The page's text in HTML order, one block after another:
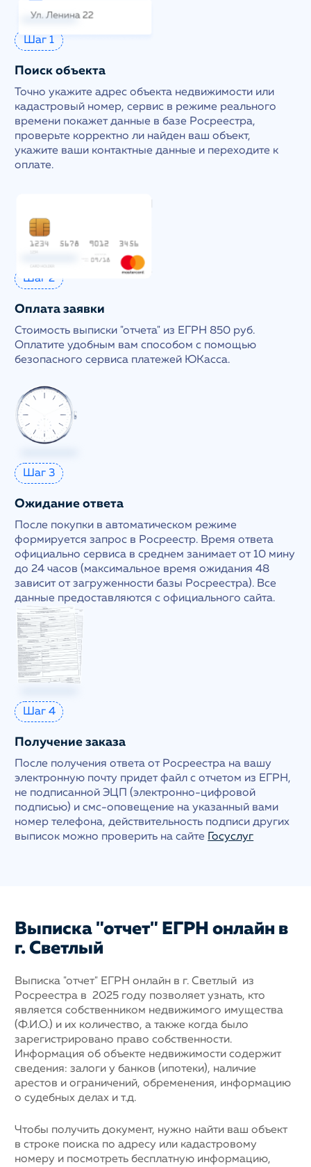
Шаг 1
Поиск объекта
Точно укажите адрес объекта недвижимости или
кадастровый номер, сервис в режиме реального
времени покажет данные в базе Росреестра,
проверьте корректно ли найден ваш объект,
укажите ваши контактные данные и переходите к
оплате.
Шаг 2
Оплата заявки
Стоимость выписки "отчета" из ЕГРН 850 руб.
Оплатите удобным вам способом с помощью
безопасного сервиса платежей ЮКасса.
Шаг 3
Ожидание ответа
После покупки в автоматическом режиме
формируется запрос в Росреестр. Время ответа
официально сервиса в среднем занимает от 10 мину
до 24 часов (максимальное время ожидания 48
зависит от загруженности базы Росреестра). Все
данные предоставляются с официального сайта.
Шаг 4
Получение заказа
После получения ответа от Росреестра на вашу
электронную почту придет файл с отчетом из ЕГРН,
не подписанной ЭЦП (электронно-цифровой
подписью) и смс-оповещение на указанный вами
номер телефона, действительность подписи других
выписок можно проверить на сайте
Госуслуг
Выписка "отчет" ЕГРН онлайн в
г. Светлый
Выписка "отчет" ЕГРН онлайн в г. Светлый из
Росреестра в 2025 году позволяет узнать, кто
является собственником недвижимого имущества
(Ф.И.О.) и их количество, а также когда было
зарегистрировано право собственности.
Информация об объекте недвижимости содержит
сведения: залоги у банков (ипотеки), наличие
арестов и ограничений, обременения, информацию
о судебных делах и т.д.
Чтобы получить документ, нужно найти ваш объект
в строке поиска по адресу или кадастровому
номеру и посмотреть бесплатную информацию,